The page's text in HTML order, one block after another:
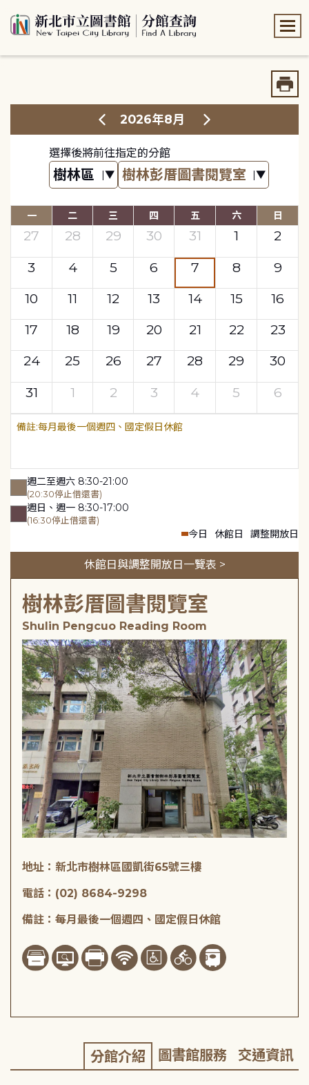
2026年8月
選擇後將前往指定的分館
一 二 三 四 五 六 日
27 28 29 30 31 1
2
3
4 5 6 7 8
9
10
11 12 13 14 15
16
17
18 19 20 21 22
23
24
25 26 27 28 29
30
31
1 2 3 4 5 6
每月最後一個週四、國定假日休館
週二至週六 8:30-21:00
(20:30停止借還書)
週日、週一 8:30-17:00
(16:30停止借還書)
今日 休館日 調整開放日
休館日與調整開放日一覽表 >
樹林彭厝圖書閱覽室
Shulin Pengcuo Reading Room
地址：新北市樹林區國凱街65號三樓
電話：(02) 8684-9298
備註：每月最後一個週四、國定假日休館
分館介紹 圖書館服務 交通資訊